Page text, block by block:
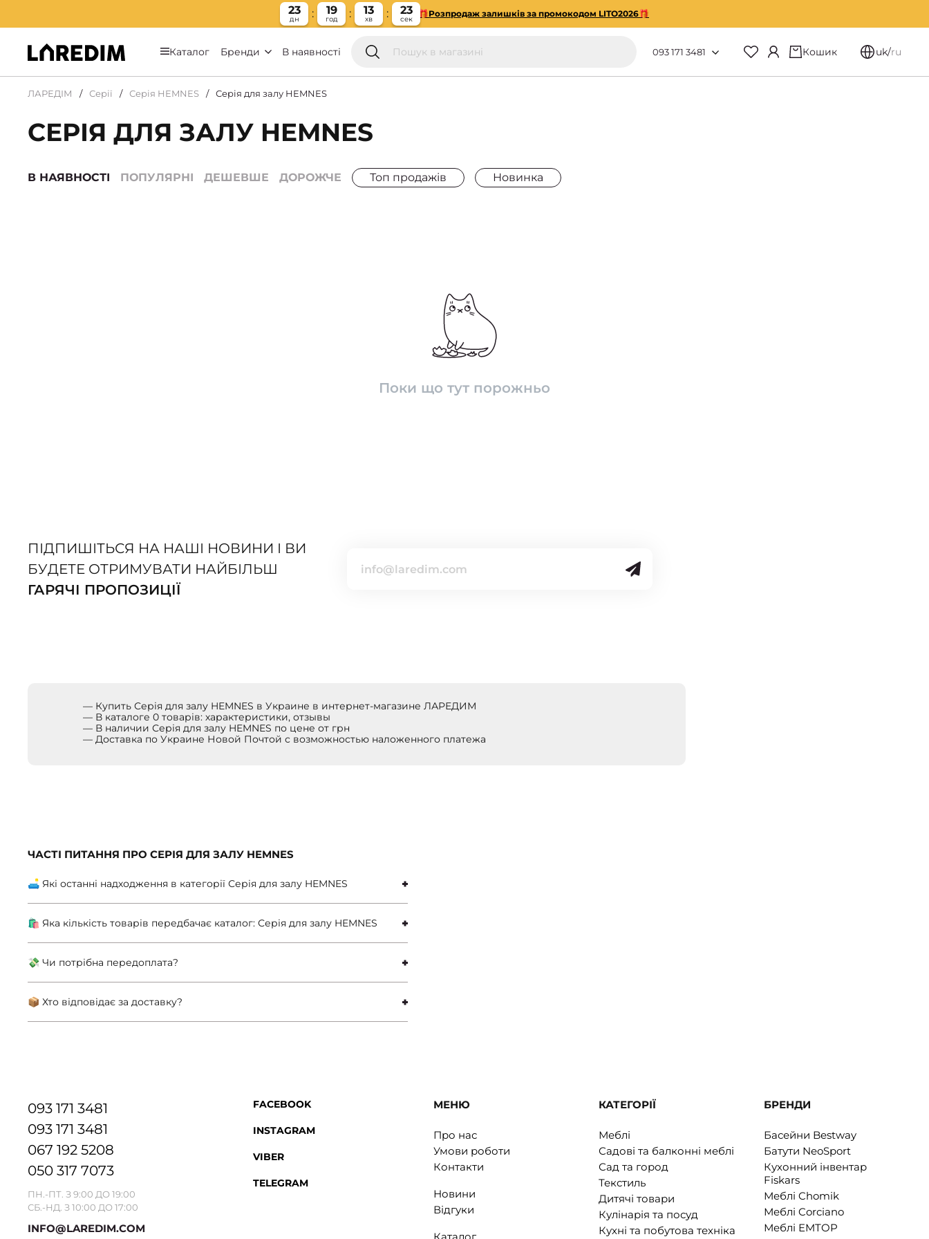
23
дн
19
год
13
хв
23
сек
🎁Розпродаж залишків за промокодом LITO2026🎁
Каталог Бренди В наявності 093 171 3481 Кошик uk/ru
ЛАРЕДІМ Серії Серія HEMNES Серія для залу HEMNES
СЕРІЯ ДЛЯ ЗАЛУ HEMNES
В НАЯВНОСТІ ПОПУЛЯРНІ ДЕШЕВШЕ ДОРОЖЧЕ Топ продажів Новинка
Поки що тут порожньо
ПІДПИШІТЬСЯ НА НАШІ НОВИНИ І ВИ
БУДЕТЕ ОТРИМУВАТИ НАЙБІЛЬШ
ГАРЯЧІ ПРОПОЗИЦІЇ
— Купить Серія для залу HEMNES в Украине в интернет-магазине ЛАРЕДИМ
— В каталоге 0 товарів: характеристики, отзывы
— В наличии Серія для залу HEMNES по цене от грн
— Доставка по Украине Новой Почтой с возможностью наложенного платежа
ЧАСТІ ПИТАННЯ ПРО СЕРІЯ ДЛЯ ЗАЛУ HEMNES
🛋 Які останні надходження в категорії Серія для залу HEMNES
🛍 Яка кількість товарів передбачає каталог: Серія для залу HEMNES
💸 Чи потрібна передоплата?
📦 Хто відповідає за доставку?
МЕНЮ
Про нас
Умови роботи
Контакти
Новини
Відгуки
КАТЕГОРІЇ
Меблі
Садові та балконні меблі
Сад та город
Текстиль
Дитячі товари
Кулінарія та посуд
Кухні та побутова техніка
БРЕНДИ
Басейни Bestway
Батути NeoSport
Кухонний інвентар
Fiskars
Меблі Chomik
Меблі Corciano
Меблі EMTOP
093 171 3481
093 171 3481
067 192 5208
050 317 7073
ПН.-ПТ. З 9:00 ДО 19:00
СБ.-НД. З 10:00 ДО 17:00
INFO@LAREDIM.COM
FACEBOOK
INSTAGRAM
VIBER
TELEGRAM